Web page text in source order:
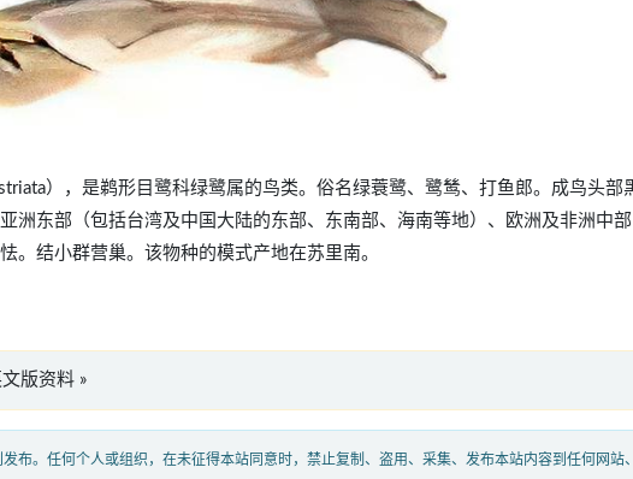
），是鹈形目鹭科绿鹭属的鸟类。俗名绿蓑鹭、鹭鸶、打鱼郎。成鸟头部
洲东部（包括台湾及中国大陆的东部、东南部、海南等地）、欧洲及非洲中
。结小群营巢。该物种的模式产地在苏里南。
版资料 »
布。任何个人或组织，在未征得本站同意时，禁止复制、盗用、采集、发布本站内容到任何网站、